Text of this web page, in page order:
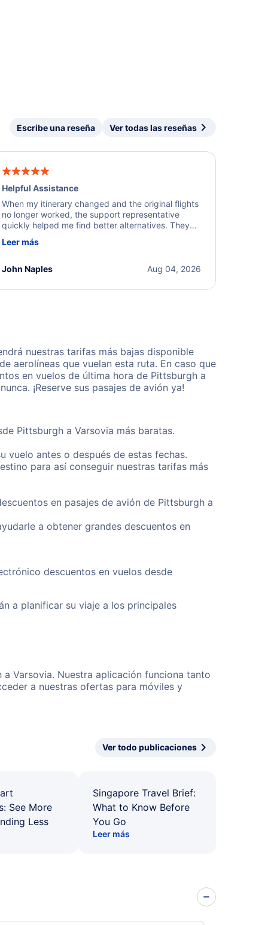
Escribe una reseña Ver todas las reseñas
Helpful Assistance
When my itinerary changed and the original flights
no longer worked, the support representative
quickly helped me find better alternatives. They
beyond to resolve the issue. I'm grateful for the
Leer más
Aug 04, 2026
John Naples
nuestras tarifas más bajas disponible
aerolíneas que vuelan esta ruta. En caso que
en vuelos de última hora de Pittsburgh a
¡Reserve sus pasajes de avión ya!
Pittsburgh a Varsovia más baratas.
vuelo antes o después de estas fechas.
para así conseguir nuestras tarifas más
en pasajes de avión de Pittsburgh a
a obtener grandes descuentos en
descuentos en vuelos desde
a planificar su viaje a los principales
Varsovia. Nuestra aplicación funciona tanto
a nuestras ofertas para móviles y
Ver todo publicaciones
See More
Less
Singapore Travel Brief:
What to Know Before
You Go
Leer más